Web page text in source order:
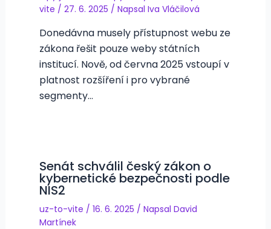
vite / 27. 6. 2025 / Napsal Iva Vláčilová
Donedávna musely přístupnost webu ze
zákona řešit pouze weby státních
institucí. Nově, od června 2025 vstoupí v
platnost rozšíření i pro vybrané
segmenty…
Senát schválil český zákon o
kybernetické bezpečnosti podle
NIS2
uz-to-vite / 16. 6. 2025 / Napsal David
Martínek